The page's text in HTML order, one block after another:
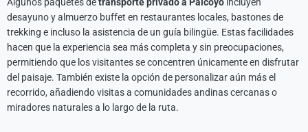
desayuno y almuerzo buffet en restaurantes locales, bastones de
trekking e incluso la asistencia de un guía bilingüe. Estas facilidades
hacen que la experiencia sea más completa y sin preocupaciones,
permitiendo que los visitantes se concentren únicamente en disfrutar
del paisaje. También existe la opción de personalizar aún más el
recorrido, añadiendo visitas a comunidades andinas cercanas o
miradores naturales a lo largo de la ruta.